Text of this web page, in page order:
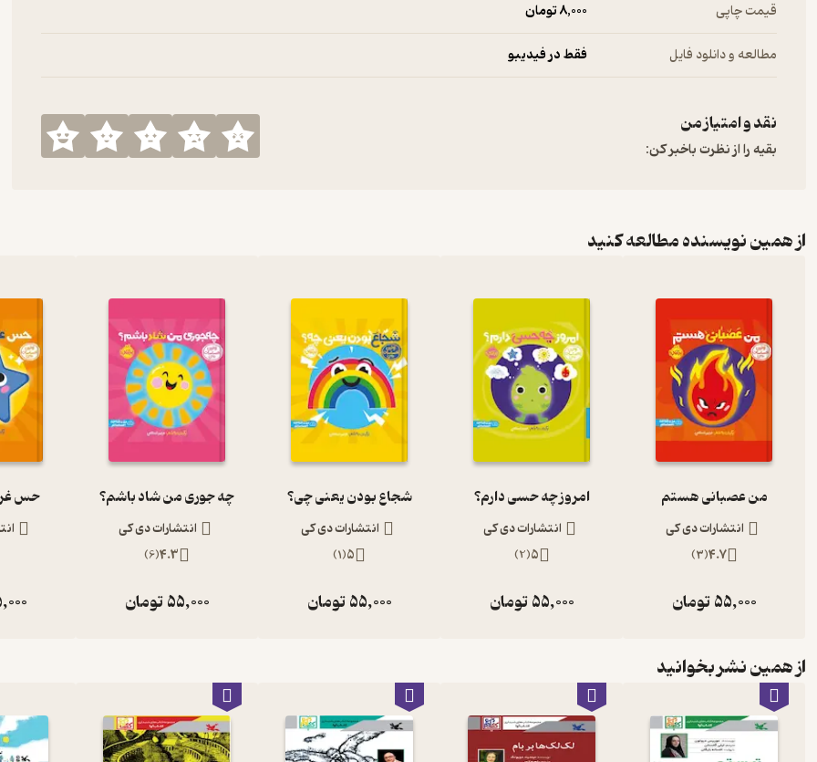
قیمت چاپی 8,000 تومان
مطالعه و دانلود فایل فقط در فیدیبو
نقد و امتیاز من
بقیه را از نظرت باخبر کن:
از همین نویسنده مطالعه کنید
من عصبانی هستم
انتشارات دی کی
4.7
(
3
)
55,000تومان
امروز چه حسی دارم؟
انتشارات دی کی
5
(
2
)
55,000تومان
شجاع بودن یعنی چی؟
انتشارات دی کی
5
(
1
)
55,000تومان
چه جوری من شاد باشم؟
انتشارات دی کی
4.3
(
6
)
55,000تومان
حس
از همین نشر بخوانید